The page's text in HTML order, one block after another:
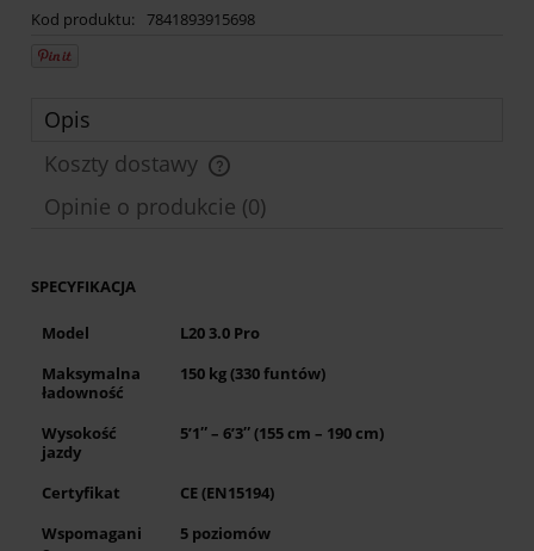
Kod produktu: 7841893915698
Opis
Koszty dostawy
Cena nie zawiera ewentualnych kosztów płatności
Opinie o produkcie (0)
SPECYFIKACJA
Model
L20 3.0 Pro
Maksymalna
ładowność
150 kg (330 funtów)
Wysokość
jazdy
5’1″ – 6’3″ (155 cm – 190 cm)
Certyfikat
CE (EN15194)
Wspomagani
5 poziomów